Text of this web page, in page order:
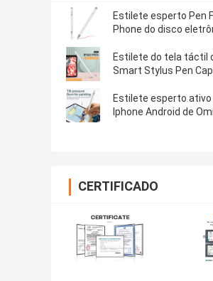
Estilete esperto Pen
Phone do disco
Estilete do tela táctil
Smart Stylus Pen
Estilete esperto ativo
Iphone Android de
CERTIFICADO